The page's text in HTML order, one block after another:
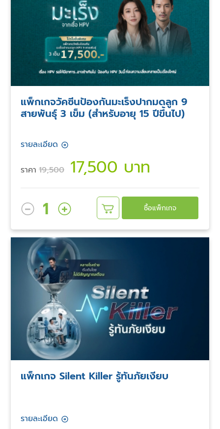
แพ็กเกจวัคซีนป้องกันมะเร็งปากมดลูก 9
สายพันธุ์ 3 เข็ม (สำหรับอายุ 15 ปีขึ้นไป)
รายละเอียด
ราคา 19,500 17,500 บาท
1
ซื้อแพ็กเกจ
แพ็กเกจ Silent Killer รู้ทันภัยเงียบ
รายละเอียด